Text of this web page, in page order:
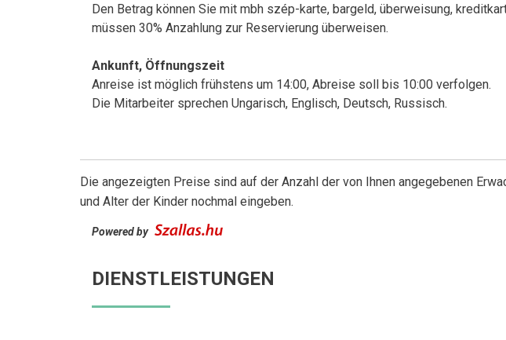
Den Betrag können Sie mit mbh szép-karte, bargeld, überweisung,
müssen 30% Anzahlung zur Reservierung überweisen.
Ankunft, Öffnungszeit
Anreise ist möglich frühstens um 14:00, Abreise soll bis 10:00 verfolgen.
Die Mitarbeiter sprechen Ungarisch, Englisch, Deutsch, Russisch.
Die angezeigten Preise sind auf der Anzahl der von Ihnen angegebenen
und Alter der Kinder nochmal eingeben.
Powered by
DIENSTLEISTUNGEN